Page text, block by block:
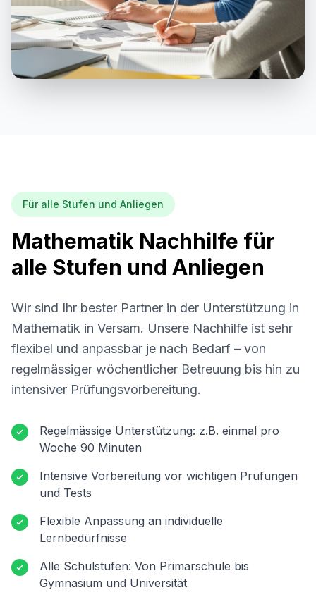
Für alle Stufen und Anliegen
Mathematik Nachhilfe für
alle Stufen und Anliegen
Wir sind Ihr bester Partner in der Unterstützung in
Mathematik in Versam. Unsere Nachhilfe ist sehr
flexibel und anpassbar je nach Bedarf – von
regelmässiger wöchentlicher Betreuung bis hin zu
intensiver Prüfungsvorbereitung.
Regelmässige Unterstützung: z.B. einmal pro
Woche 90 Minuten
Intensive Vorbereitung vor wichtigen Prüfungen
und Tests
Flexible Anpassung an individuelle
Lernbedürfnisse
Alle Schulstufen: Von Primarschule bis
Gymnasium und Universität